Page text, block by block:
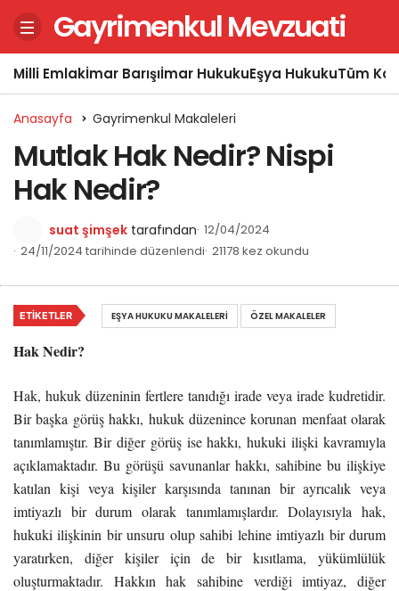
Gayrimenkul Mevzuati
Milli Emlakİmar Barışıİmar HukukuEşya HukukuTüm
Anasayfa Gayrimenkul Makaleleri
Mutlak Hak Nedir? Nispi
Hak Nedir?
suat şimşek tarafından 12/04/2024
24/11/2024 tarihinde düzenlendi 21178 kez okundu
Hak Nedir?
Hak, hukuk düzeninin fertlere tanıdığı irade veya irade kudretidir.
Bir başka görüş hakkı, hukuk düzenince korunan menfaat olarak
tanımlamıştır. Bir diğer görüş ise hakkı, hukuki ilişki kavramıyla
açıklamaktadır. Bu görüşü savunanlar hakkı, sahibine bu ilişkiye
katılan kişi veya kişiler karşısında tanınan bir ayrıcalık veya
imtiyazlı bir durum olarak tanımlamışlardır. Dolayısıyla hak,
hukuki ilişkinin bir unsuru olup sahibi lehine imtiyazlı bir durum
yaratırken, diğer kişiler için de bir kısıtlama, yükümlülük
oluşturmaktadır. Hakkın hak sahibine verdiği imtiyaz, diğer
ETIKETLER EŞYA HUKUKU MAKALELERI ÖZEL MAKALELER